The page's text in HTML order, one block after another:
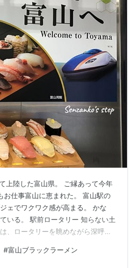
上陸した富山県。 ご縁あって今年
お仕事富山に恵まれた。 富山駅の
ェでワクワク感が高まる。 かな
いる。 駅前ロータリー 知らない土
、ロータリーを眺めながら深呼
月に来富 富山。 雪景色も味わいつ
#富山ブラックラーメン